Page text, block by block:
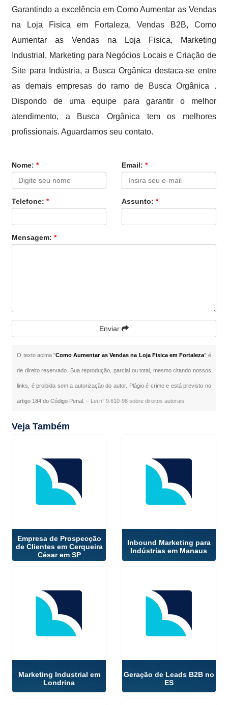
Garantindo a excelência em Como Aumentar as Vendas
na Loja Fisica em Fortaleza, Vendas B2B, Como
Aumentar as Vendas na Loja Fisica, Marketing
Industrial, Marketing para Negócios Locais e Criação de
Site para Indústria, a Busca Orgânica destaca-se entre
as demais empresas do ramo de Busca Orgânica .
Dispondo de uma equipe para garantir o melhor
atendimento, a Busca Orgânica tem os melhores
profissionais. Aguardamos seu contato.
Nome:* Email: *
Telefone:* Assunto: *
Mensagem:*
Enviar
O texto acima "Como Aumentar as Vendas na Loja Fisica em Fortaleza" é
de direito reservado. Sua reprodução, parcial ou total, mesmo citando nossos
links, é proibida sem a autorização do autor. Plágio é crime e está previsto no
artigo 184 do Código Penal. – Lei n° 9.610-98 sobre direitos autorais
Veja Também
Empresa de Prospecção
de Clientes em Cerqueira
César em SP
Inbound Marketing para
Indústrias em Manaus
Marketing Industrial em
Londrina
Geração de Leads B2B no
ES